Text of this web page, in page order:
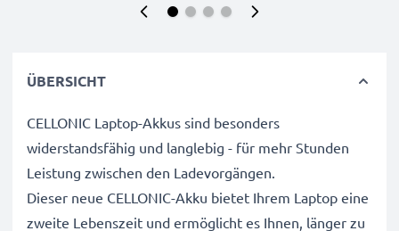
ÜBERSICHT
CELLONIC Laptop-Akkus sind besonders
widerstandsfähig und langlebig - für mehr Stunden
Leistung zwischen den Ladevorgängen.
Dieser neue CELLONIC-Akku bietet Ihrem Laptop eine
zweite Lebenszeit und ermöglicht es Ihnen, länger zu